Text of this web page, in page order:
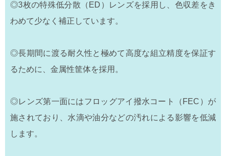
◎3枚の特殊低分散（ED）レンズを採用し、色収差をき
わめて少なく補正しています。
◎長期間に渡る耐久性と極めて高度な組立精度を保証す
るために、金属性筐体を採用。
◎レンズ第一面にはフロッグアイ撥水コート（FEC）が
施されており、水滴や油分などの汚れによる影響を低減
します。